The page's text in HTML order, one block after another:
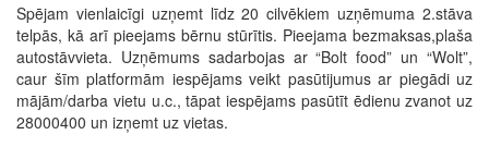
Spējam vienlaicīgi uzņemt līdz 20 cilvēkiem uzņēmuma 2.stāva
telpās, kā arī pieejams bērnu stūrītis. Pieejama bezmaksas,plaša
autostāvvieta. Uzņēmums sadarbojas ar “Bolt food” un “Wolt”,
caur šīm platformām iespējams veikt pasūtijumus ar piegādi uz
mājām/darba vietu u.c., tāpat iespējams pasūtīt ēdienu zvanot uz
28000400 un izņemt uz vietas.